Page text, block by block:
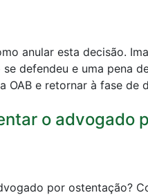
anular esta decisão.
defendeu e uma pena
OAB e retornar à fase de
o advogado
por ostentação?